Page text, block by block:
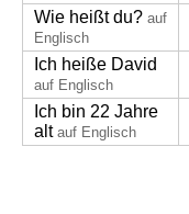
Wie heißt du? auf
Englisch
Ich heiße David
auf Englisch
Ich bin 22 Jahre
alt auf Englisch